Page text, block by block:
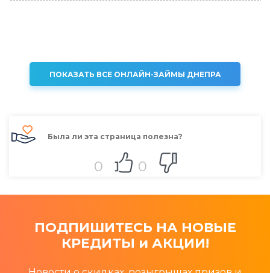
ПОКАЗАТЬ ВСЕ ОНЛАЙН-ЗАЙМЫ ДНЕПРА
Была ли эта страница полезна?
0 0
ПОДПИШИТЕСЬ НА НОВЫЕ
КРЕДИТЫ и АКЦИИ!